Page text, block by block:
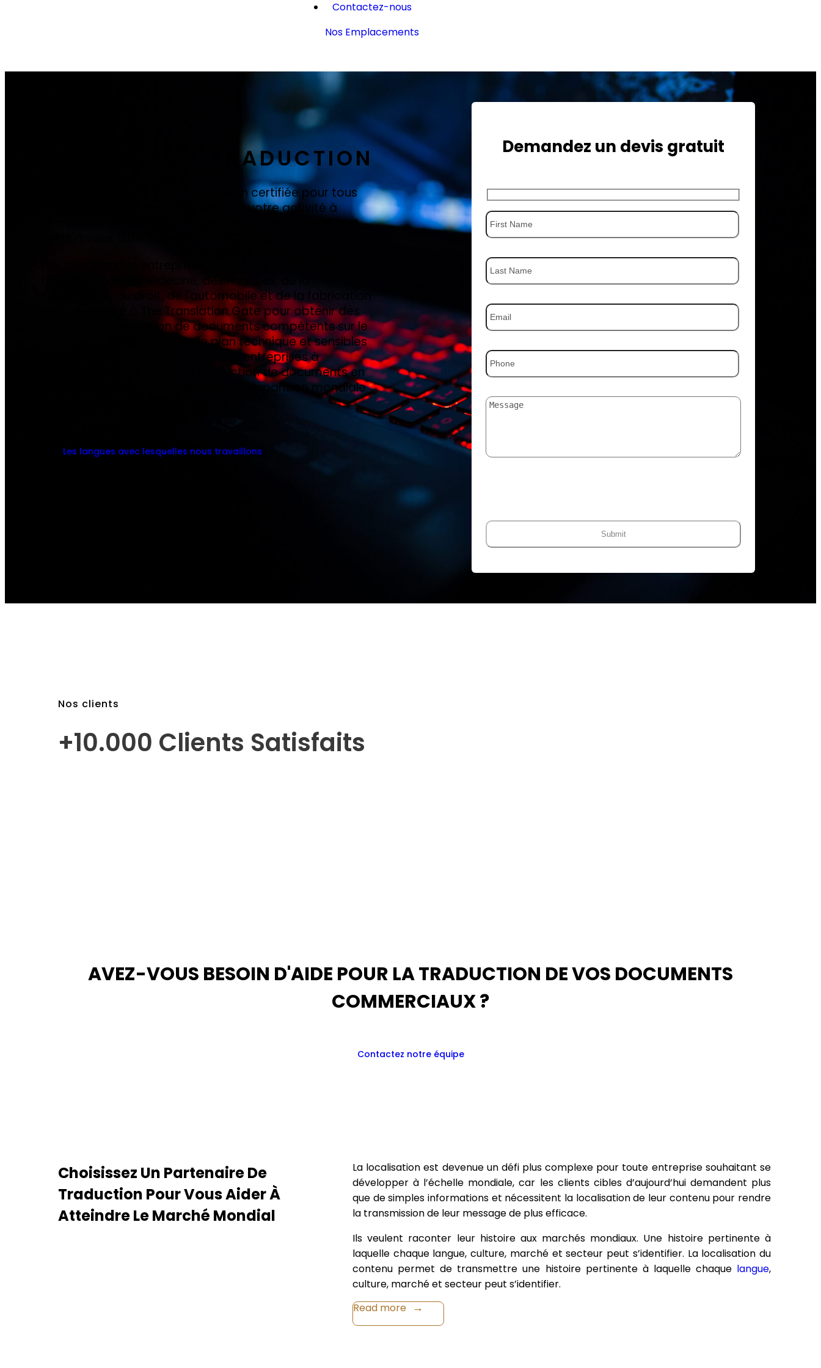
Contactez-nous
Nos Emplacements
SERVICES DE TRADUCTION
Obtenez des services de traduction certifiée pour tous
les documents ou pour développer votre activité à
l'échelle mondiale. Nos traducteurs professionnels sont
l'ingénierie, de la médecine, des finances, de la
technologie, du droit, de l'automobile et de la fabrication
font confiance à The Translation Gate pour obtenir des
services de traduction de documents compétents sur le
plan linguistique, précis sur le plan technique et sensibles
sur le plan culturel. Nous aidons les entreprises à
transformer leurs coûts de traduction de documents en
investissements tactiques pour une expansion mondiale
Les langues avec lesquelles nous travaillons
Demandez un devis gratuit
Nos clients
+10.000 Clients Satisfaits
AVEZ-VOUS BESOIN D'AIDE POUR LA TRADUCTION DE VOS DOCUMENTS
COMMERCIAUX ?
Contactez notre équipe
Choisissez Un Partenaire De
Traduction Pour Vous Aider À
Atteindre Le Marché Mondial
La localisation est devenue un défi plus complexe pour toute entreprise souhaitant se
développer à l’échelle mondiale, car les clients cibles d’aujourd’hui demandent plus
que de simples informations et nécessitent la localisation de leur contenu pour rendre
la transmission de leur message de plus efficace.
Ils veulent raconter leur histoire aux marchés mondiaux. Une histoire pertinente à
laquelle chaque langue, culture, marché et secteur peut s’identifier. La localisation du
contenu permet de transmettre une histoire pertinente à laquelle chaque langue,
culture, marché et secteur peut s’identifier.
Read more